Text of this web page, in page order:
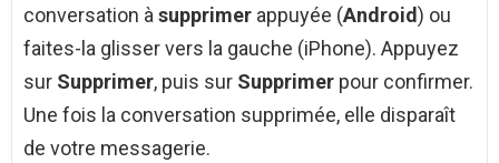
conversation à supprimer appuyée (Android) ou
faites-la glisser vers la gauche (iPhone). Appuyez
sur Supprimer, puis sur Supprimer pour confirmer.
Une fois la conversation supprimée, elle disparaît
de votre messagerie.